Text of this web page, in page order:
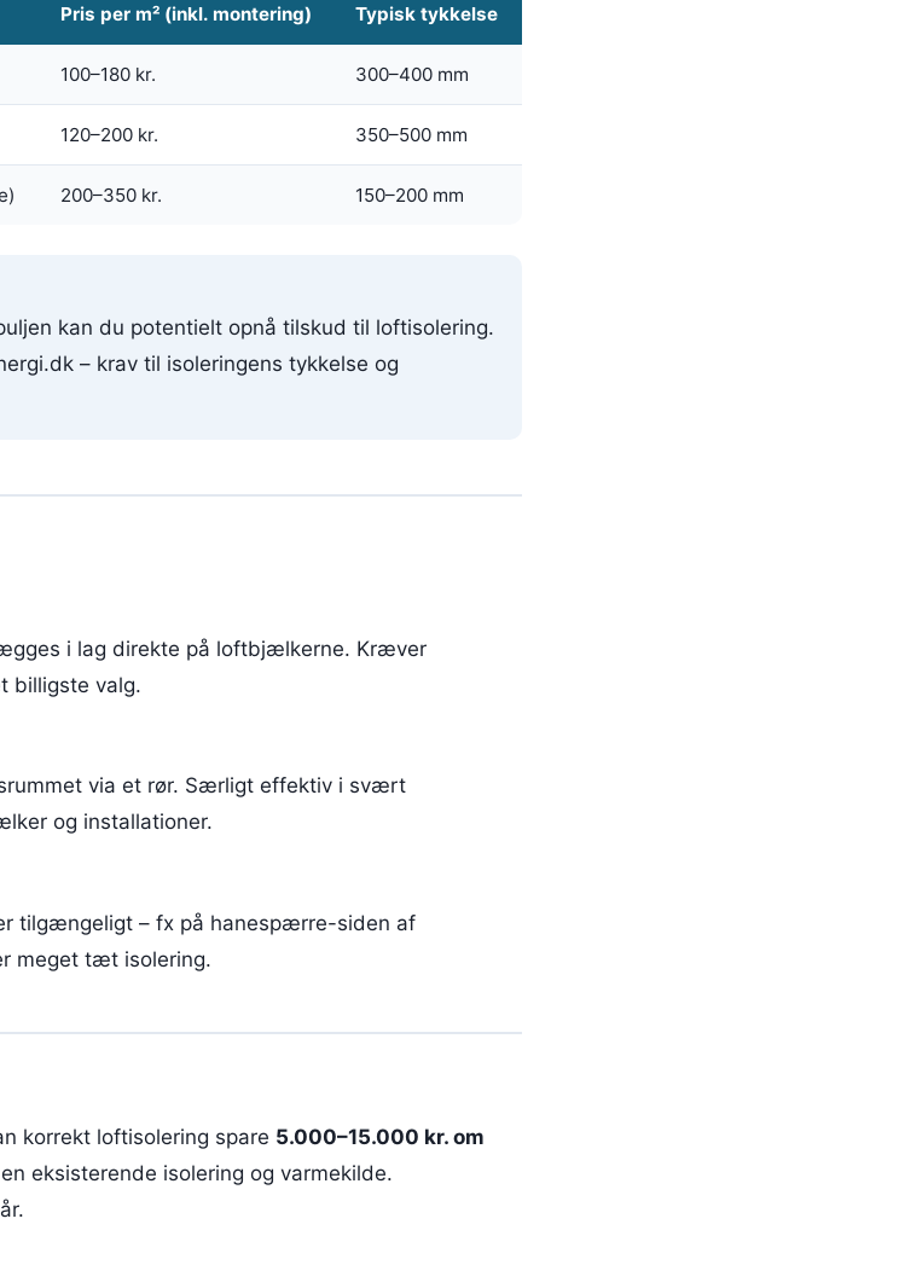
Pris per m² (inkl. montering) Typisk tykkelse
100–180 kr. 300–400 mm
120–200 kr. 350–500 mm
200–350 kr. 150–200 mm
kan du potentielt opnå tilskud til loftisolering.
– krav til isoleringens tykkelse og
i lag direkte på loftbjælkerne. Kræver
billigste valg.
via et rør. Særligt effektiv i svært
og installationer.
tilgængeligt – fx på hanespærre-siden af
meget tæt isolering.
korrekt loftisolering spare 5.000–15.000 kr. om
eksisterende isolering og varmekilde.